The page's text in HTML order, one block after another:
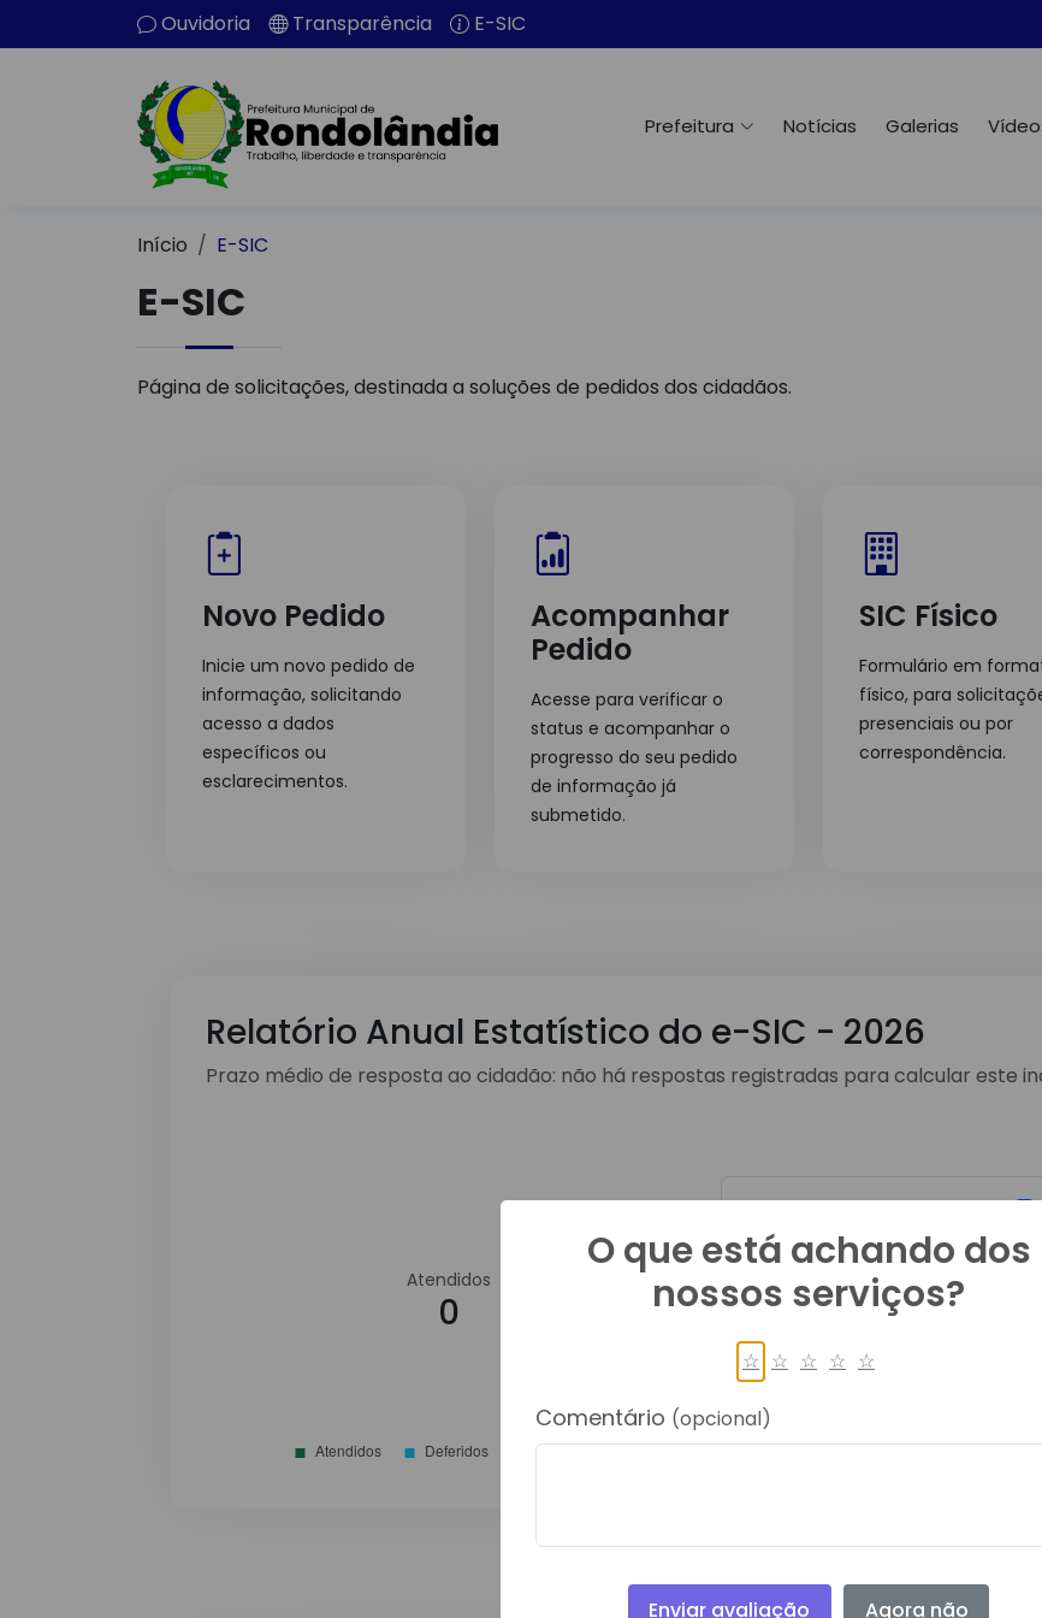
Ouvidoria Transparência E-SIC
Prefeitura Notícias Galerias
Início E-SIC
E-SIC
Página de solicitações, destinada a soluções de pedidos dos cidadãos.
Novo Pedido
Inicie um novo pedido de
informação, solicitando
acesso a dados
específicos ou
esclarecimentos.
Acompanhar
Pedido
Acesse para verificar o
status e acompanhar o
progresso do seu pedido
de informação já
submetido.
SIC Físico
Formulário em
físico, para
presenciais ou por
correspondência.
Relatório Anual Estatístico do e-SIC - 2026
Prazo médio de resposta ao cidadão: não há respostas registradas para calcular este
Atendidos
0
0
Deferidos
0
O que está achando dos
nossos serviços?
☆ ☆ ☆ ☆ ☆
Comentário (opcional)
Enviar avaliação Agora não